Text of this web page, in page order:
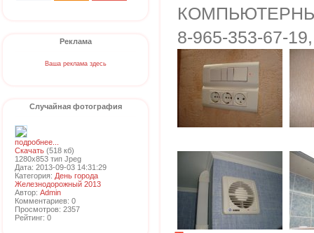
Реклама
Ваша реклама здесь
Случайная фотография
подробнее...
Скачать (518 кб)
1280x853 тип Jpeg
Дата: 2013-09-03 14:31:29
Категория: День города
Железнодорожный 2013
Автор: Admin
Комментариев: 0
Просмотров: 2357
Рейтинг: 0
8-965-353-67-